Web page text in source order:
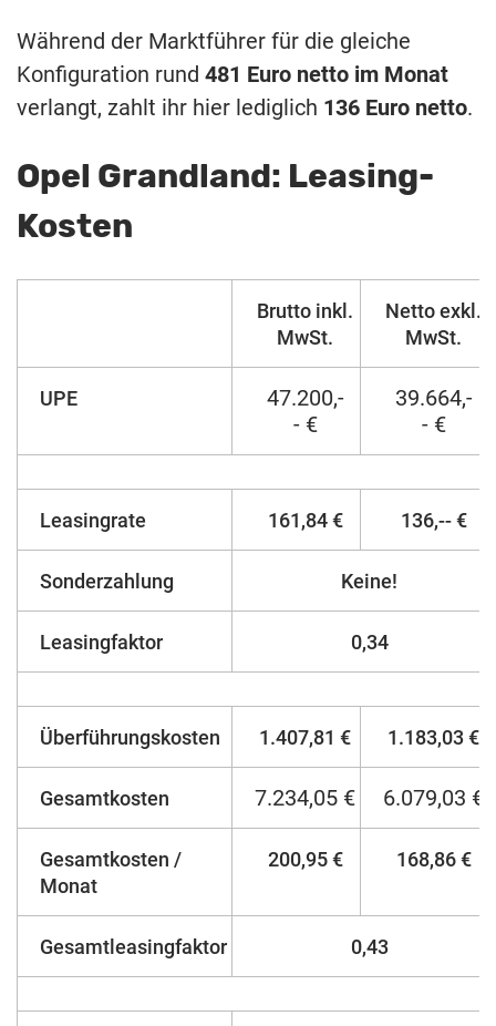
Während der Marktführer für die gleiche
Konfiguration rund 481 Euro netto im Monat
verlangt, zahlt ihr hier lediglich 136 Euro netto.
Opel Grandland: Leasing-
Kosten
Brutto inkl.
MwSt.
Netto exkl.
MwSt.
UPE
47.200,-
- €
39.664,-
- €
Leasingrate 161,84 € 136,-- €
Sonderzahlung Keine!
Leasingfaktor 0,34
Überführungskosten 1.407,81 € 1.183,03 €
Gesamtkosten 7.234,05 € 6.079,03 €
Gesamtkosten /
Monat
200,95 € 168,86 €
Gesamtleasingfaktor 0,43